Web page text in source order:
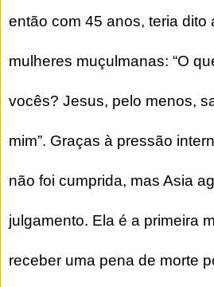
então com 45 anos, teria dito
mulheres muçulmanas: “O
vocês? Jesus, pelo menos,
mim”. Graças à pressão
não foi cumprida, mas Asia
julgamento. Ela é a primeira
receber uma pena de morte